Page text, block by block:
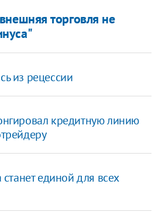
торговля не
из рецессии
кредитную линию
станет единой для всех